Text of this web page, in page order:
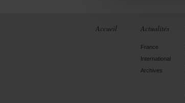
Accueil Actualités
France
International
Archives